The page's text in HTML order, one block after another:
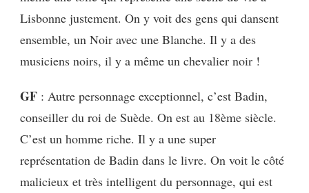
Lisbonne justement. On y voit des gens qui dansent
ensemble, un Noir avec une Blanche. Il y a des
musiciens noirs, il y a même un chevalier noir !
GF : Autre personnage exceptionnel, c’est Badin,
conseiller du roi de Suède. On est au 18ème siècle.
C’est un homme riche. Il y a une super
représentation de Badin dans le livre. On voit le côté
malicieux et très intelligent du personnage, qui est